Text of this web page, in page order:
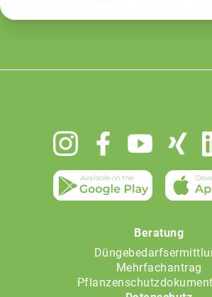
Beratung
Mehrfachantrag